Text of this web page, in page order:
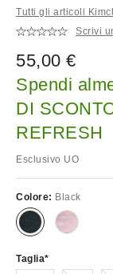
Tutti gli articoli
Scrivi
55,00 €
Spendi
DI
REFRESH
Esclusivo UO
Colore: Black
Taglia